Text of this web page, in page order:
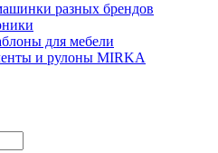
разных брендов
для мебели
и рулоны MIRKA